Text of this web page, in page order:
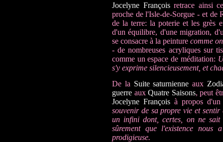
Jocelyne Françoisretrace ainsi
proche de l'Isle-de-Sorgue - et de
de la terre: la poterie et les grès
d'un équilibre, d'une migration,
se consacre à la peinturecomme
- de nombreuses acryliques sur
comme un espace de méditation:
s'y exprime silencieusement, et
De la Suite saturnienne aux
guerre auxQuatre Saisons, peut
Jocelyne François à propos
souvenir de sa propre vie et
un infini dont, certes, on ne
sûrement que l'existence nous
prodigieuse.